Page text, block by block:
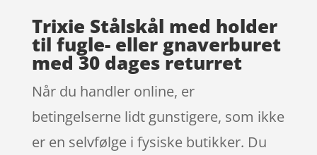
Trixie Stålskål med holder
til fugle- eller gnaverburet
med 30 dages returret
Når du handler online, er
betingelserne lidt gunstigere, som ikke
er en selvfølge i fysiske butikker. Du